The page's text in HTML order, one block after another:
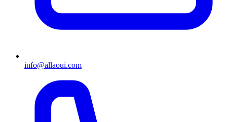
info@allaoui.com